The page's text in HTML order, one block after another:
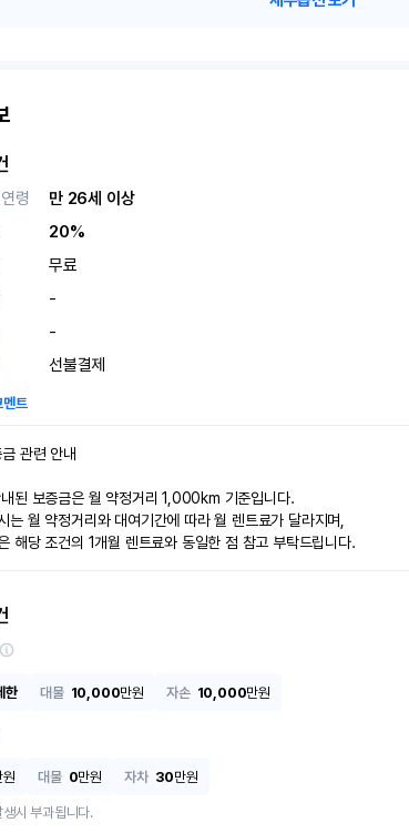
령
만 26세 이상
20%
무료
-
-
선불결제
멘트
관련 안내
된 보증금은 월 약정거리 1,000km 기준입니다.
는 월 약정거리와 대여기간에 따라 월 렌트료가 달라지며,
해당 조건의 1개월 렌트료와 동일한 점 참고 부탁드립니다.
한 대물 10,000만원 자손 10,000만원
원 대물 0만원 자차 30만원
시 부과됩니다.